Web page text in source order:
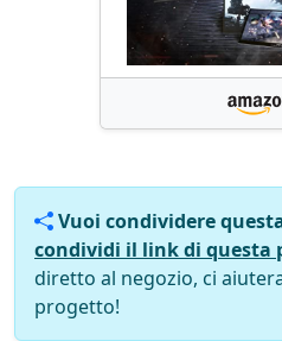
Vuoi condividere
condividi il link di questa
diretto al negozio, ci
progetto!